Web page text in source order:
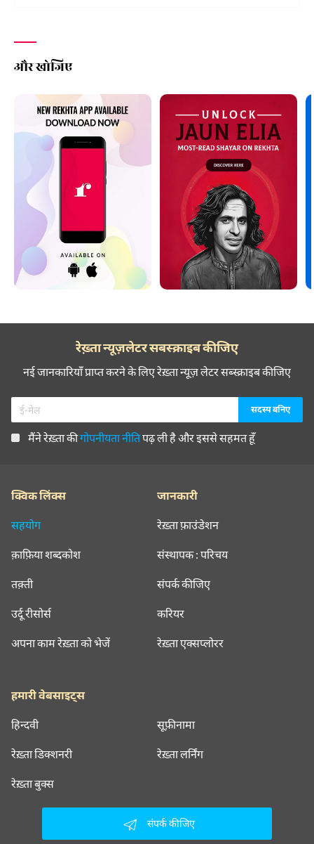
और खोजिए
रेख़्ता न्यूज़लेटर सबस्क्राइब कीजिए
नई जानकारियाँ प्राप्त करने के लिए रेख़्ता न्यूज़ लेटर सब्स्क्राइब कीजिए
मैंने रेख़्ता कीगोपनीयता नीतिपढ़ ली है और इससे सहमत हूँ
क्विक लिंक्स
सहयोग
क़ाफ़िया शब्दकोश
तक़्ती
उर्दू रीसोर्स
अपना काम रेख़्ता को भेजें
जानकारी
रेख़्ता फ़ाउंडेशन
संस्थापक : परिचय
संपर्क कीजिए
करियर
रेख़्ता एक्सप्लोरर
हमारी वेबसाइट्स
हिन्दवी सूफ़ीनामा
रेख़्ता डिक्शनरी रेख़्ता लर्निंग
रेख़्ता बुक्स
संपर्क कीजिए